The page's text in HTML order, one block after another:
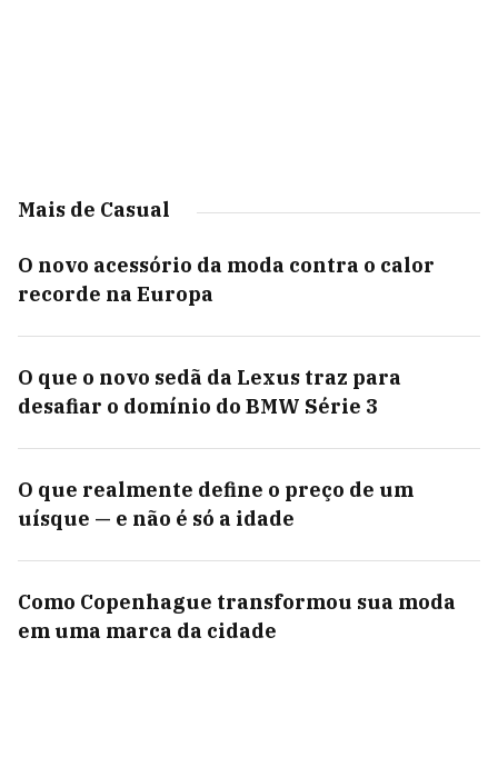
Mais de Casual
O novo acessório da moda contra o calor
recorde na Europa
O que o novo sedã da Lexus traz para
desafiar o domínio do BMW Série 3
O que realmente define o preço de um
uísque — e não é só a idade
Como Copenhague transformou sua moda
em uma marca da cidade